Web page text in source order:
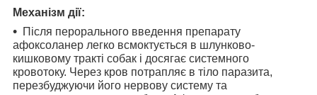
Механізм дії:
Після перорального введення препарату
афоксоланер легко всмоктується в шлунково-
кишковому тракті собак і досягає системного
кровотоку. Через кров потрапляє в тіло паразита,
перезбуджуючи його нервову систему та